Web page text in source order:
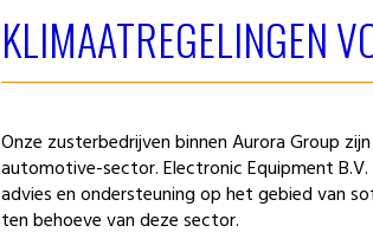
KLIMAATREGELINGEN
Onze zusterbedrijven binnen Aurora Group
automotive-sector. Electronic Equipment
advies en ondersteuning op het gebied van
ten behoeve van deze sector.